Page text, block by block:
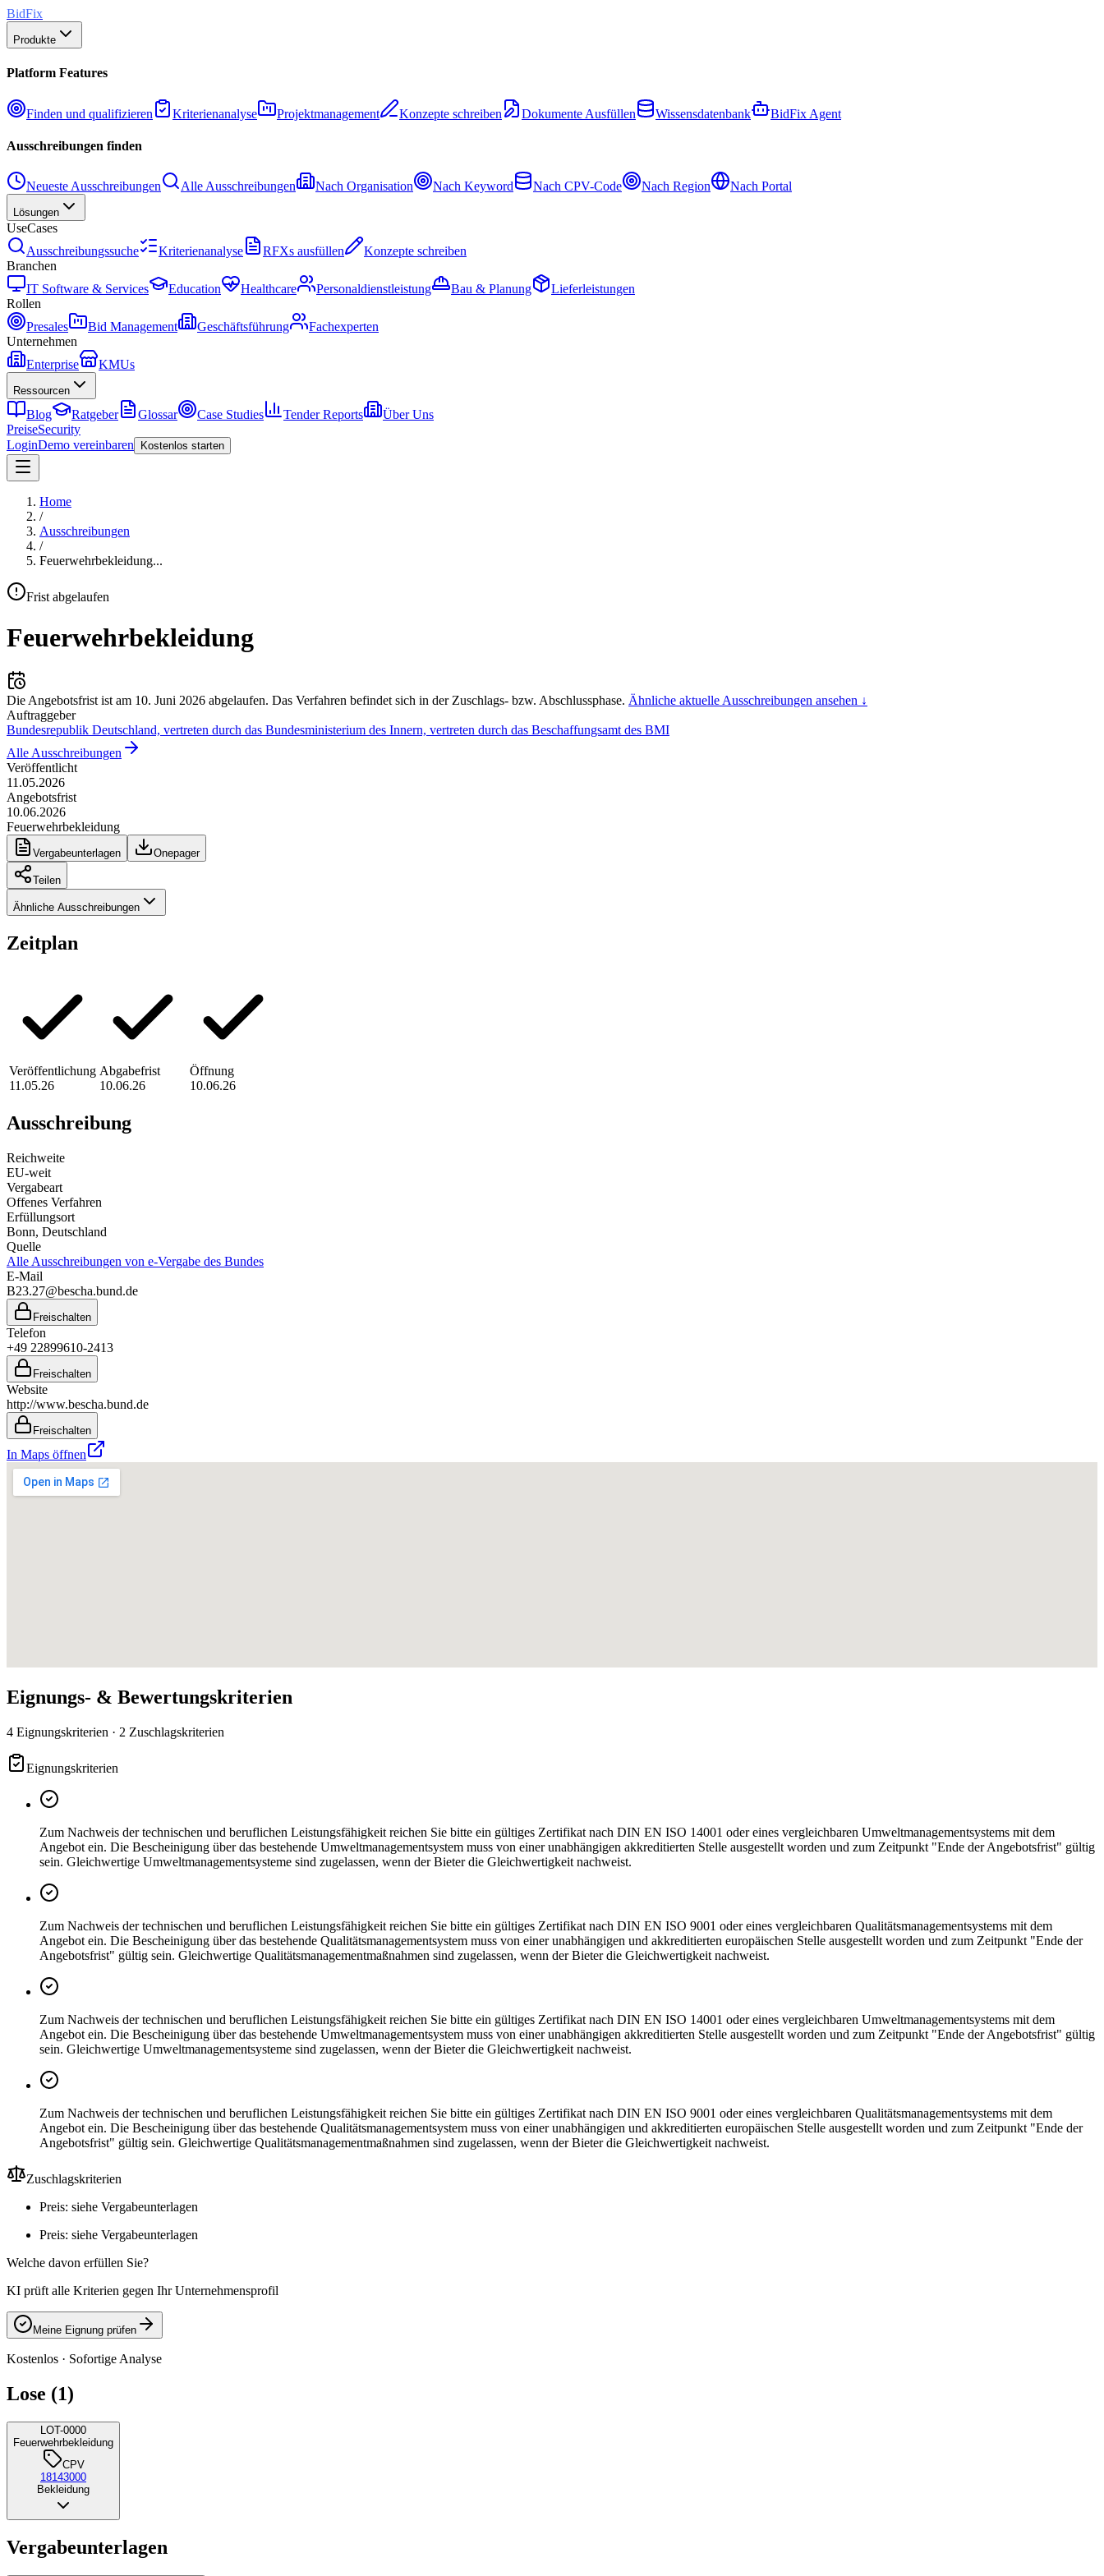
BidFix
Produkte
Platform Features
Finden und qualifizieren Kriterienanalyse Projektmanagement Konzepte schreiben Dokumente Ausfüllen Wissensdatenbank BidFix Agent
Ausschreibungen finden
Neueste Ausschreibungen Alle Ausschreibungen Nach Organisation Nach Keyword Nach CPV-Code Nach Region Nach Portal
Lösungen
UseCases
Ausschreibungssuche
Kriterienanalyse RFXs ausfüllen
Konzepte schreiben
Branchen
IT Software & Services
Education Healthcare Personaldienstleistung Bau & Planung
Lieferleistungen
Rollen
Presales
Bid Management Geschäftsführung
Fachexperten
Unternehmen
Enterprise
KMUs
Ressourcen
Blog Ratgeber Glossar Case Studies Tender Reports
Über Uns
PreiseSecurity
LoginDemo vereinbaren Kostenlos starten
Home
/
Ausschreibungen
/
Feuerwehrbekleidung...
Frist abgelaufen
Feuerwehrbekleidung
Die Angebotsfrist ist am 10. Juni 2026 abgelaufen. Das Verfahren befindet sich in der Zuschlags- bzw. Abschlussphase. Ähnliche aktuelle Ausschreibungen ansehen ↓
Auftraggeber
Bundesrepublik Deutschland, vertreten durch das Bundesministerium des Innern, vertreten durch das Beschaffungsamt des BMI
Alle Ausschreibungen
Veröffentlicht
11.05.2026
Angebotsfrist
10.06.2026
Feuerwehrbekleidung
Vergabeunterlagen Onepager
Teilen
Ähnliche Ausschreibungen
Zeitplan
Veröffentlichung
11.05.26
Abgabefrist
10.06.26
Öffnung
10.06.26
Ausschreibung
Reichweite
EU-weit
Vergabeart
Offenes Verfahren
Erfüllungsort
Bonn, Deutschland
Quelle
Alle Ausschreibungen von e-Vergabe des Bundes
E-Mail
B23.27@bescha.bund.de
Freischalten
Telefon
+49 22899610-2413
Freischalten
Website
http://www.bescha.bund.de
Freischalten
In Maps öffnen
Eignungs- & Bewertungskriterien
4 Eignungskriterien · 2 Zuschlagskriterien
Eignungskriterien
Zum Nachweis der technischen und beruflichen Leistungsfähigkeit reichen Sie bitte ein gültiges Zertifikat nach DIN EN ISO 14001 oder eines vergleichbaren Umweltmanagementsystems mit dem
Angebot ein. Die Bescheinigung über das bestehende Umweltmanagementsystem muss von einer unabhängigen akkreditierten Stelle ausgestellt worden und zum Zeitpunkt "Ende der Angebotsfrist" gültig
sein. Gleichwertige Umweltmanagementsysteme sind zugelassen, wenn der Bieter die Gleichwertigkeit nachweist.
Zum Nachweis der technischen und beruflichen Leistungsfähigkeit reichen Sie bitte ein gültiges Zertifikat nach DIN EN ISO 9001 oder eines vergleichbaren Qualitätsmanagementsystems mit dem
Angebot ein. Die Bescheinigung über das bestehende Qualitätsmanagementsystem muss von einer unabhängigen und akkreditierten europäischen Stelle ausgestellt worden und zum Zeitpunkt "Ende der
Angebotsfrist" gültig sein. Gleichwertige Qualitätsmanagementmaßnahmen sind zugelassen, wenn der Bieter die Gleichwertigkeit nachweist.
Zum Nachweis der technischen und beruflichen Leistungsfähigkeit reichen Sie bitte ein gültiges Zertifikat nach DIN EN ISO 14001 oder eines vergleichbaren Umweltmanagementsystems mit dem
Angebot ein. Die Bescheinigung über das bestehende Umweltmanagementsystem muss von einer unabhängigen akkreditierten Stelle ausgestellt worden und zum Zeitpunkt "Ende der Angebotsfrist" gültig
sein. Gleichwertige Umweltmanagementsysteme sind zugelassen, wenn der Bieter die Gleichwertigkeit nachweist.
Zum Nachweis der technischen und beruflichen Leistungsfähigkeit reichen Sie bitte ein gültiges Zertifikat nach DIN EN ISO 9001 oder eines vergleichbaren Qualitätsmanagementsystems mit dem
Angebot ein. Die Bescheinigung über das bestehende Qualitätsmanagementsystem muss von einer unabhängigen und akkreditierten europäischen Stelle ausgestellt worden und zum Zeitpunkt "Ende der
Angebotsfrist" gültig sein. Gleichwertige Qualitätsmanagementmaßnahmen sind zugelassen, wenn der Bieter die Gleichwertigkeit nachweist.
Zuschlagskriterien
Preis: siehe Vergabeunterlagen
Preis: siehe Vergabeunterlagen
Welche davon erfüllen Sie?
KI prüft alle Kriterien gegen Ihr Unternehmensprofil
Meine Eignung prüfen
Kostenlos · Sofortige Analyse
Lose (1)
LOT-0000
Feuerwehrbekleidung
CPV
18143000
Bekleidung
Vergabeunterlagen